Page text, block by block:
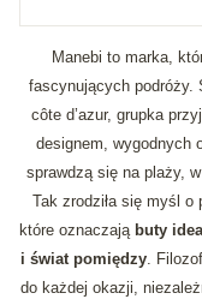
Manebi to marka,
fascynujących podróży.
côte d’azur, grupka
designem, wygodnych
sprawdzą się na plaży,
Tak zrodziła się myśl o
które oznaczają buty
i świat pomiędzy .
do każdej okazji,